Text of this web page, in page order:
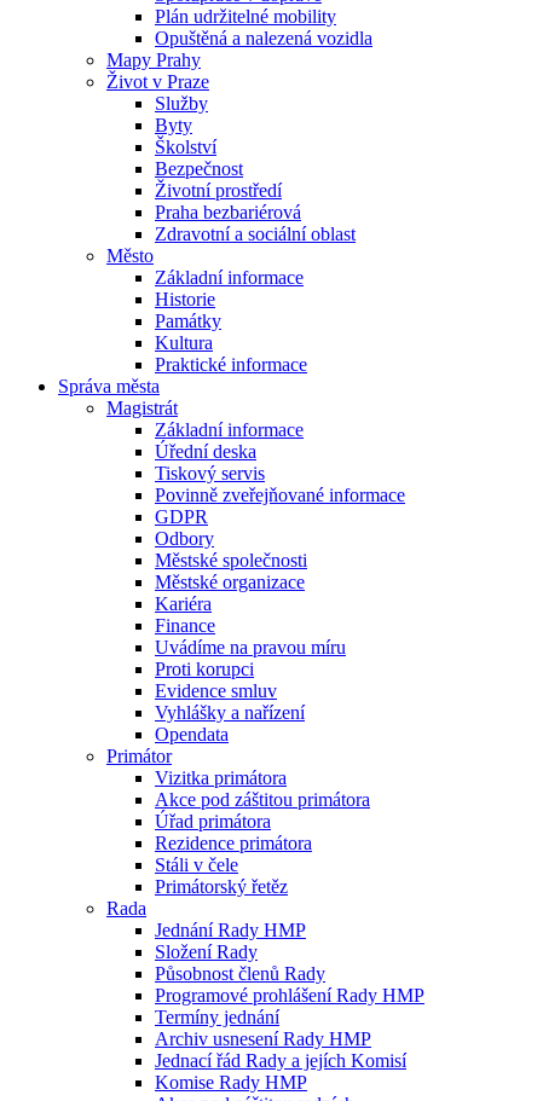
Plán udržitelné mobility
Opuštěná a nalezená vozidla
Mapy Prahy
Život v Praze
Služby
Byty
Školství
Bezpečnost
Životní prostředí
Praha bezbariérová
Zdravotní a sociální oblast
Město
Základní informace
Historie
Památky
Kultura
Praktické informace
Správa města
Magistrát
Základní informace
Úřední deska
Tiskový servis
Povinně zveřejňované informace
GDPR
Odbory
Městské společnosti
Městské organizace
Kariéra
Finance
Uvádíme na pravou míru
Proti korupci
Evidence smluv
Vyhlášky a nařízení
Opendata
Primátor
Vizitka primátora
Akce pod záštitou primátora
Úřad primátora
Rezidence primátora
Stáli v čele
Primátorský řetěz
Rada
Jednání Rady HMP
Složení Rady
Působnost členů Rady
Programové prohlášení Rady HMP
Termíny jednání
Archiv usnesení Rady HMP
Jednací řád Rady a jejích Komisí
Komise Rady HMP